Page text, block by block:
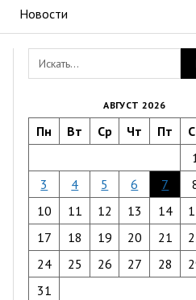
Новости
АВГУСТ 2026
Пн Вт Ср Чт Пт
3
4 5 6 7
10
11 12 13 14
17
18 19 20 21
24
25 26 27 28
31